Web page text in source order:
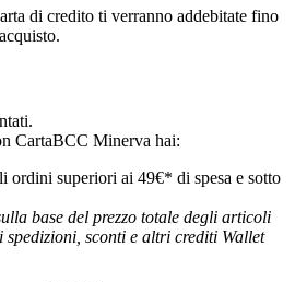
di credito ti verranno addebitate fino
CartaBCC Minerva hai:
ordini superiori ai 49€* di spesa e sotto
base del prezzo totale degli articoli
spedizioni, sconti e altri crediti Wallet